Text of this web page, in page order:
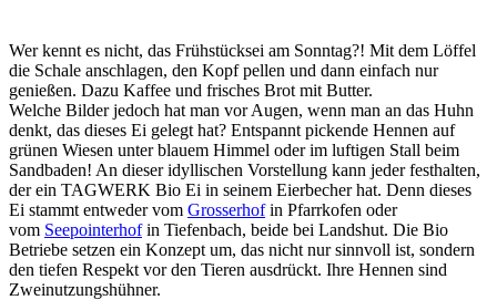
Wer kennt es nicht, das Frühstücksei am Sonntag?! Mit dem Löffel
die Schale anschlagen, den Kopf pellen und dann einfach nur
genießen. Dazu Kaffee und frisches Brot mit Butter.
Welche Bilder jedoch hat man vor Augen, wenn man an das Huhn
denkt, das dieses Ei gelegt hat? Entspannt pickende Hennen auf
grünen Wiesen unter blauem Himmel oder im luftigen Stall beim
Sandbaden! An dieser idyllischen Vorstellung kann jeder festhalten,
der ein TAGWERK Bio Ei in seinem Eierbecher hat. Denn dieses
Ei stammt entweder vom Grosserhofin Pfarrkofen oder
vom Seepointerhofin Tiefenbach, beide bei Landshut. Die Bio
Betriebe setzen ein Konzept um, das nicht nur sinnvoll ist, sondern
den tiefen Respekt vor den Tieren ausdrückt. Ihre Hennen sind
Zweinutzungshühner.